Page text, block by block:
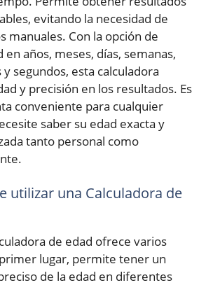
evitando la necesidad de
manuales. Con la opción de
en años, meses, días, semanas,
segundos, esta calculadora
y precisión en los resultados. Es
conveniente para cualquier
saber su edad exacta y
tanto personal como
utilizar una Calculadora de
de edad ofrece varios
lugar, permite tener un
de la edad en diferentes